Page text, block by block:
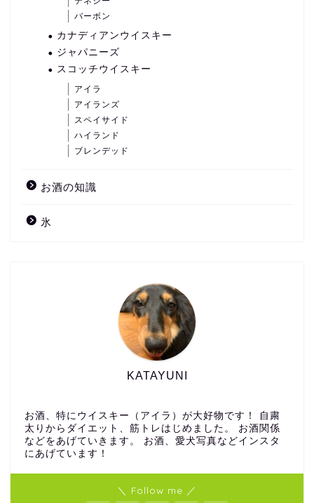
バーボン
カナディアンウイスキー
ジャパニーズ
スコッチウイスキー
アイラ
アイランズ
スペイサイド
ハイランド
ブレンデッド
お酒の知識
氷
KATAYUNI
お酒、特にウイスキー（アイラ）が大好物です！ 自粛
太りからダイエット、筋トレはじめました。 お酒関係
などをあげていきます。 お酒、愛犬写真などインスタ
にあげています！
＼ Follow me ／